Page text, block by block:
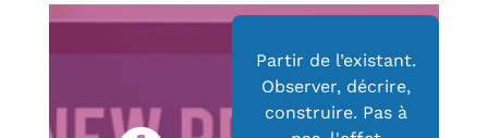
Partir de l’existant.
Observer, décrire,
construire. Pas à